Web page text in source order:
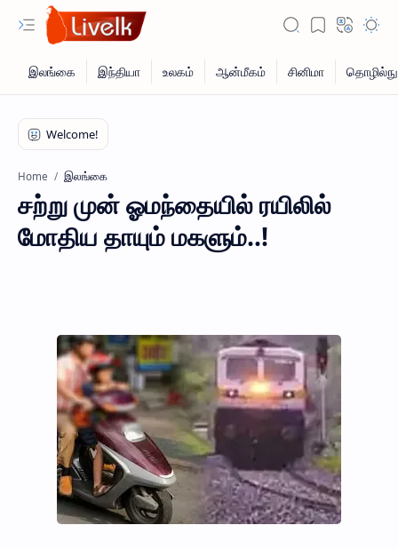
Home இலங்கை
சற்று முன் ஓமந்தையில் ரயிலில்
மோதிய தாயும் மகளும்..!